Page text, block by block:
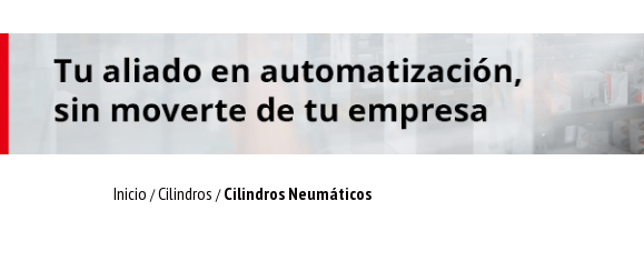
Inicio /Cilindros / Cilindros Neumáticos